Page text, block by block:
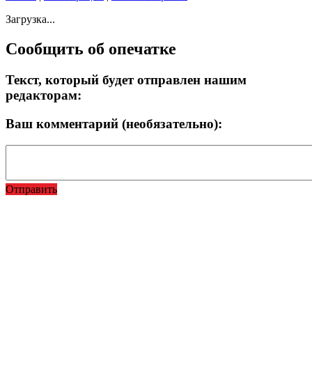
Загрузка...
Сообщить об опечатке
Текст, который будет отправлен нашим
редакторам:
Ваш комментарий (необязательно):
Отправить